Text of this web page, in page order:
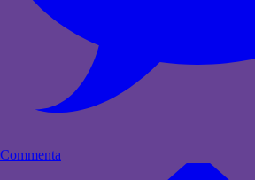
Commenta